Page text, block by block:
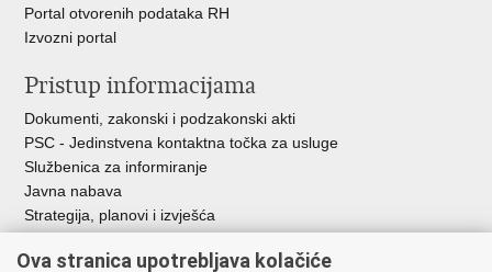
Portal otvorenih podataka RH
Izvozni portal
Pristup informacijama
Dokumenti, zakonski i podzakonski akti
PSC - Jedinstvena kontaktna točka za usluge
Službenica za informiranje
Javna nabava
Strategija, planovi i izvješća
Ova stranica upotrebljava kolačiće